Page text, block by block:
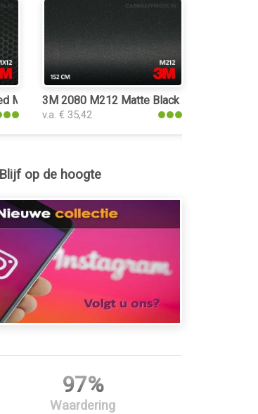
Matrix Black car wrap folie
3M 2080 M212 Matte Black Metallic car
v.a. € 35,42
Blijf op de hoogte
97%
Waardering